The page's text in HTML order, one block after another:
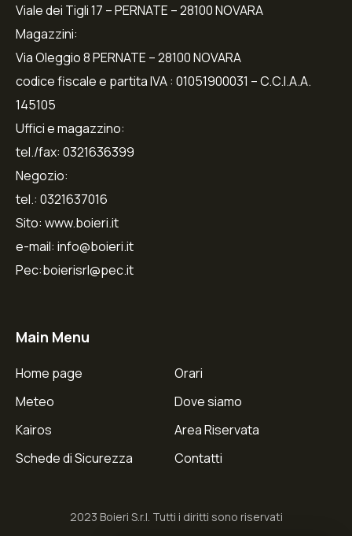
Viale dei Tigli 17 – PERNATE – 28100 NOVARA
Magazzini:
Via Oleggio 8 PERNATE – 28100 NOVARA
codice fiscale e partita IVA : 01051900031 – C.C.I.A.A.
145105
Uffici e magazzino:
tel./fax: 0321636399
Negozio:
tel.: 0321637016
Sito: www.boieri.it
e-mail: info@boieri.it
Pec:boierisrl@pec.it
Main Menu
Home page
Meteo
Kairos
Schede di Sicurezza
Orari
Dove siamo
Area Riservata
Contatti
2023 Boieri S.r.l. Tutti i diritti sono riservati